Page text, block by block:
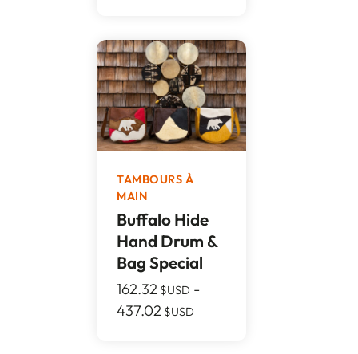
TAMBOURS À
MAIN
Buffalo Hide
Hand Drum &
Bag Special
162.32 $USD -
437.02 $USD